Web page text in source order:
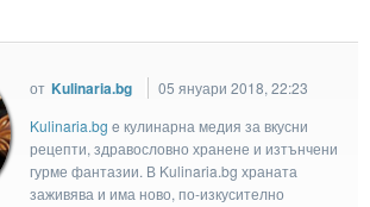
от Kulinaria.bg
05 януари 2018, 22:23
Kulinaria.bg e кулинарна медия за вкусни
рецепти, здравословно хранене и изтънчени
гурме фантазии. В Kulinaria.bg храната
заживява и има ново, по-изкусително